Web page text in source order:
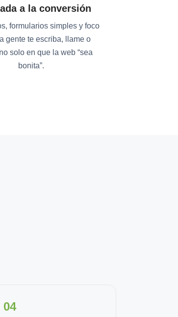
a la conversión
formularios simples y foco
gente te escriba, llame o
solo en que la web “sea
bonita”.
04